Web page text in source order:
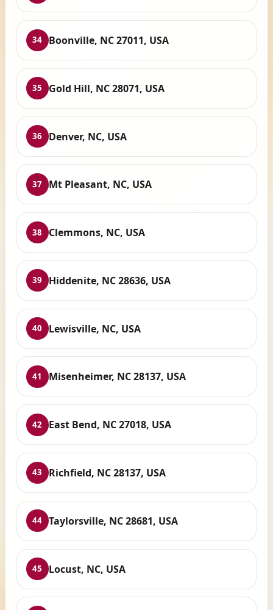
34 Boonville, NC 27011, USA
35 Gold Hill, NC 28071, USA
36 Denver, NC, USA
37 Mt Pleasant, NC, USA
38 Clemmons, NC, USA
39 Hiddenite, NC 28636, USA
40 Lewisville, NC, USA
41 Misenheimer, NC 28137, USA
42 East Bend, NC 27018, USA
43 Richfield, NC 28137, USA
44 Taylorsville, NC 28681, USA
45 Locust, NC, USA